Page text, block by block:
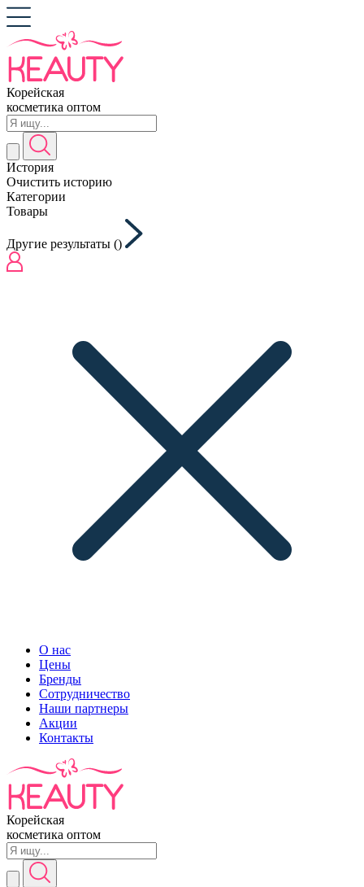
Корейская
косметика оптом
История
Очистить историю
Категории
Товары
Другие результаты ()
О нас
Цены
Бренды
Сотрудничество
Наши партнеры
Акции
Контакты
Корейская
косметика оптом